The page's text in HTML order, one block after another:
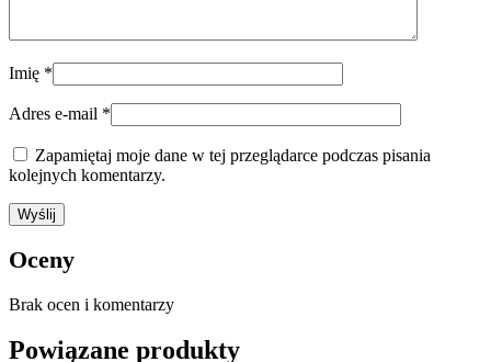
Imię *
Adres e-mail *
Zapamiętaj moje dane w tej przeglądarce podczas pisania
kolejnych komentarzy.
Oceny
Brak ocen i komentarzy
Powiązane produkty